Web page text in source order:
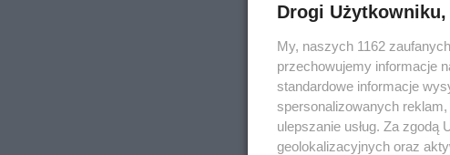
Drogi Użytkowniku,
My, naszych 1162
przechowujemy informacje
standardowe informacje
spersonalizowanych
ulepszanie usług. Za
geolokalizacyjnych oraz